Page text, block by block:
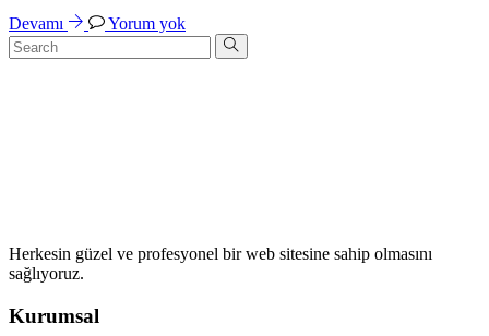
Devamı Yorum yok
Herkesin güzel ve profesyonel bir web sitesine sahip olmasını
sağlıyoruz.
Kurumsal